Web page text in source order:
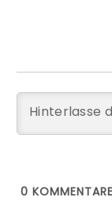
0 KOMMENTARE